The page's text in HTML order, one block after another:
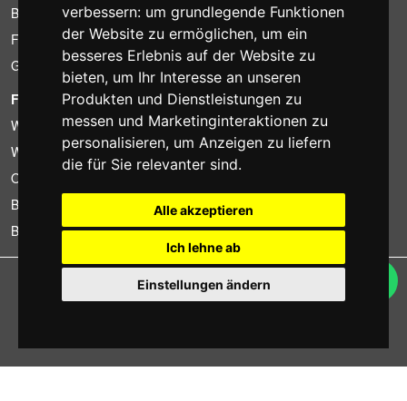
verbessern: um grundlegende Funktionen
der Website zu ermöglichen, um ein
besseres Erlebnis auf der Website zu
bieten, um Ihr Interesse an unseren
Produkten und Dienstleistungen zu
messen und Marketinginteraktionen zu
personalisieren, um Anzeigen zu liefern
die für Sie relevanter sind.
Alle akzeptieren
Ich lehne ab
Einstellungen ändern
Billiger gefunden?
Finanzierung
Gebrauchtartikel
FOTOCOLOMBO.IT
Wer wir sind
Wo wir sind
Oeffnungszeiten
Bewertungen auf Trovaprezzi
Bewertungen auf Google
Copyright © Fotocolombo Srl - Viale Verdi 95 - 23807 Merate (LC) - P. Iva
03298370135 - SDI: M5UXCR1